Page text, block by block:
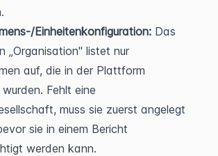
Einheitenkonfiguration: Das
„Organisation" listet nur
auf, die in der Plattform
Fehlt eine
muss sie zuerst angelegt
sie in einem Bericht
werden kann.